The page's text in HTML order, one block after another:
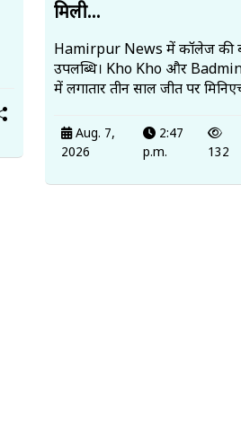
मिली...
Hamirpur News में कॉलेज की
उपलब्धि। Kho Kho और
में लगातार तीन साल जीत पर
Aug. 7,
2026
2:47
p.m.
132